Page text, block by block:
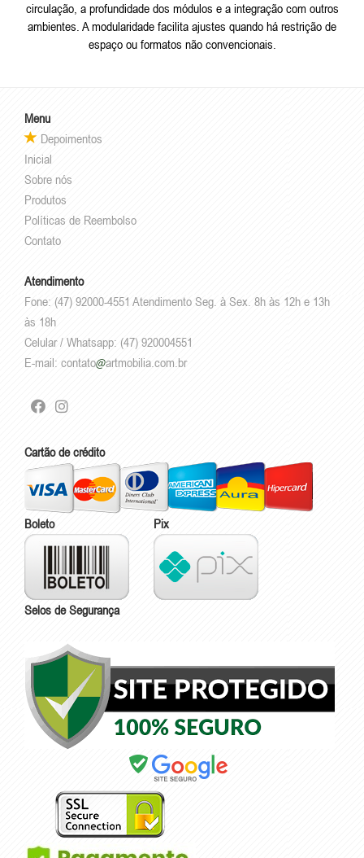
circulação, a profundidade dos módulos e a integração com outros
ambientes. A modularidade facilita ajustes quando há restrição de
espaço ou formatos não convencionais.
Menu
Depoimentos
Inicial
Sobre nós
Produtos
Políticas de Reembolso
Contato
Atendimento
Fone: (47) 92000-4551 Atendimento Seg. à Sex. 8h às 12h e 13h
às 18h
Celular / Whatsapp: (47) 920004551
E-mail: contato artmobilia.com.br
Cartão de crédito
Boleto Pix
Selos de Segurança